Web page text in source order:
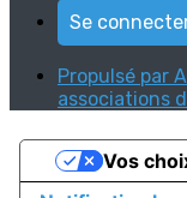
Se
Propulsé par
associations
Vos